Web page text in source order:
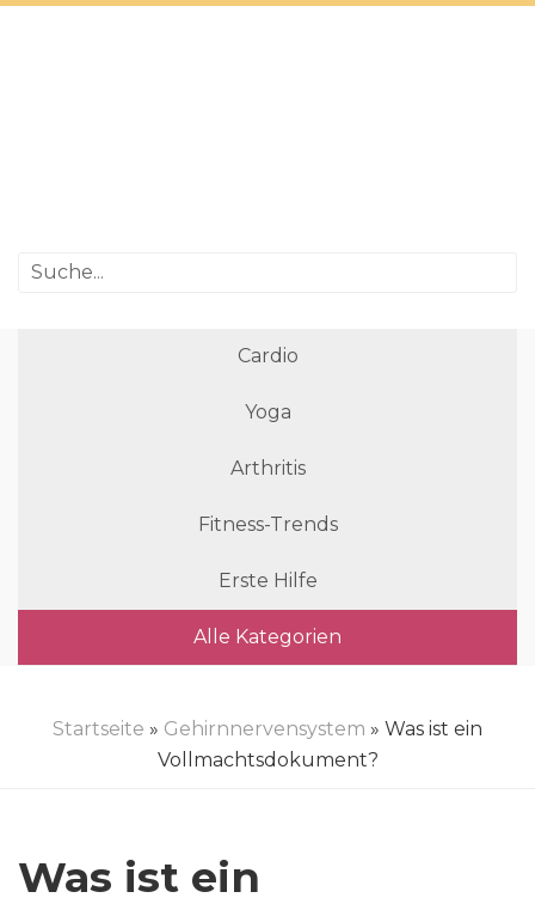
Cardio
Yoga
Arthritis
Fitness-Trends
Erste Hilfe
Alle Kategorien
Startseite » Gehirnnervensystem » Was ist ein
Vollmachtsdokument?
Was ist ein